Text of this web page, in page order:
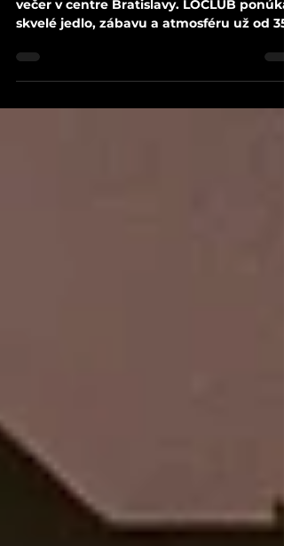
Vianočný večierok - zažite
večer v centre Bratislavy. LOCLUB ponúka